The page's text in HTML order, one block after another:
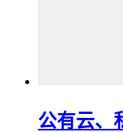
公有云、